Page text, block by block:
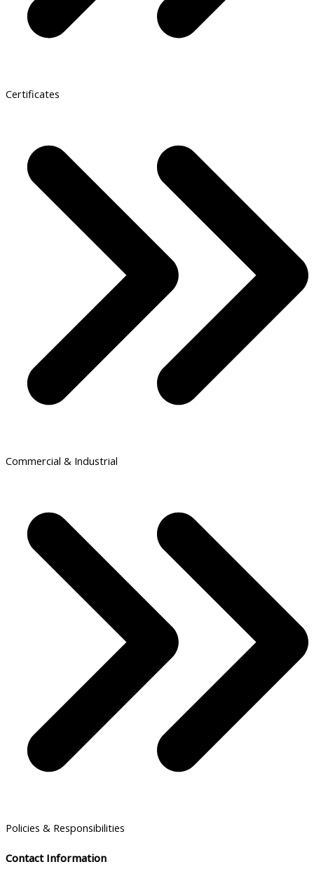
Certificates
Commercial & Industrial
Policies & Responsibilities
Contact Information